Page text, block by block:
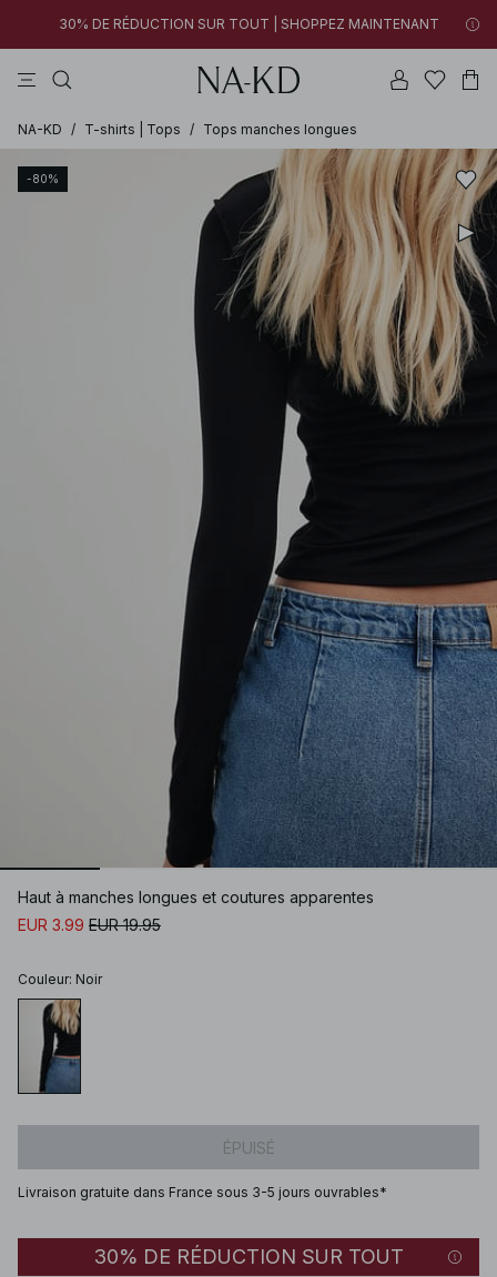
30% DE RÉDUCTION SUR TOUT | SHOPPEZ MAINTENANT
14h 00m 07s
FINAL SALE | SHOPPEZ MAINTENANT
30% DE RÉDUCTION SUR TOUT | SHOPPEZ MAINTENANT
NA-KD / T-shirts | Tops / Tops manches longues
-80%
Haut à manches longues et coutures apparentes
EUR 3.99 EUR 19.95
Couleur: Noir
ÉPUISÉ
Livraison gratuite dans France sous 3-5 jours ouvrables*
30% DE RÉDUCTION SUR TOUT